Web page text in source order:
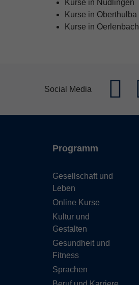
Kurse in Nüdlingen
Kurse in Oberthulba
Kurse in Oerlenbach
Social Media
Programm
Gesellschaft und
Leben
Online Kurse
Kultur und
Gestalten
Gesundheit und
Fitness
Sprachen